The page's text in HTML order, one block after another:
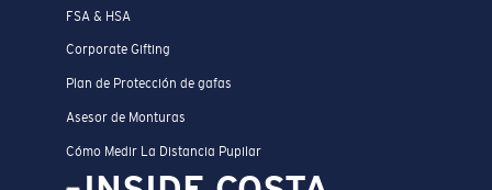
FSA & HSA
Corporate Gifting
Plan de Protección de gafas
Asesor de Monturas
Cómo Medir La Distancia Pupilar